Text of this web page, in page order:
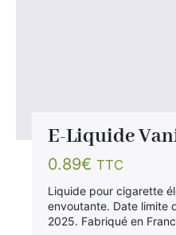
E-Liquide
0.89€ TTC
Liquide pour cigarette
envoutante. Date limite
2025. Fabriqué en